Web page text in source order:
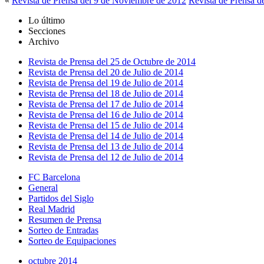
Lo último
Secciones
Archivo
Revista de Prensa del 25 de Octubre de 2014
Revista de Prensa del 20 de Julio de 2014
Revista de Prensa del 19 de Julio de 2014
Revista de Prensa del 18 de Julio de 2014
Revista de Prensa del 17 de Julio de 2014
Revista de Prensa del 16 de Julio de 2014
Revista de Prensa del 15 de Julio de 2014
Revista de Prensa del 14 de Julio de 2014
Revista de Prensa del 13 de Julio de 2014
Revista de Prensa del 12 de Julio de 2014
FC Barcelona
General
Partidos del Siglo
Real Madrid
Resumen de Prensa
Sorteo de Entradas
Sorteo de Equipaciones
octubre 2014